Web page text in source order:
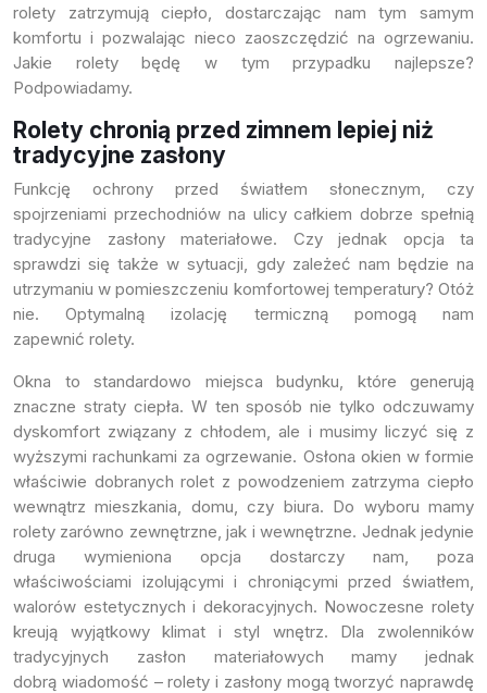
rolety zatrzymują ciepło, dostarczając nam tym samym
komfortu i pozwalając nieco zaoszczędzić na ogrzewaniu.
Jakie rolety będę w tym przypadku najlepsze?
Podpowiadamy.
Rolety chronią przed zimnem lepiej niż
tradycyjne zasłony
Funkcję ochrony przed światłem słonecznym, czy
spojrzeniami przechodniów na ulicy całkiem dobrze spełnią
tradycyjne zasłony materiałowe. Czy jednak opcja ta
sprawdzi się także w sytuacji, gdy zależeć nam będzie na
utrzymaniu w pomieszczeniu komfortowej temperatury? Otóż
nie. Optymalną izolację termiczną pomogą nam
zapewnić rolety.
Okna to standardowo miejsca budynku, które generują
znaczne straty ciepła. W ten sposób nie tylko odczuwamy
dyskomfort związany z chłodem, ale i musimy liczyć się z
wyższymi rachunkami za ogrzewanie. Osłona okien w formie
właściwie dobranych rolet z powodzeniem zatrzyma ciepło
wewnątrz mieszkania, domu, czy biura. Do wyboru mamy
rolety zarówno zewnętrzne, jak i wewnętrzne. Jednak jedynie
druga wymieniona opcja dostarczy nam, poza
właściwościami izolującymi i chroniącymi przed światłem,
walorów estetycznych i dekoracyjnych. Nowoczesne rolety
kreują wyjątkowy klimat i styl wnętrz. Dla zwolenników
tradycyjnych zasłon materiałowych mamy jednak
dobrą wiadomość – rolety i zasłony mogą tworzyć naprawdę